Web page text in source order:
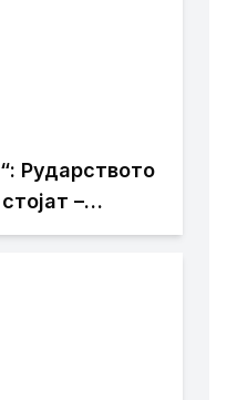
Рударството
–
ослободи